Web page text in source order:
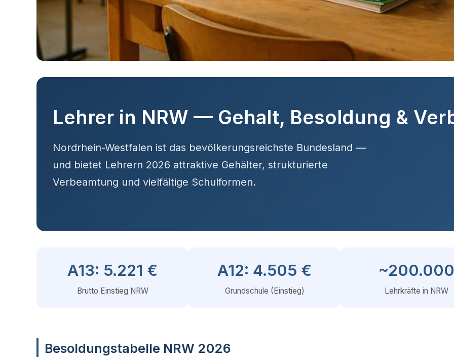
Lehrer in NRW — Gehalt, Besoldung &
Nordrhein-Westfalen ist das bevölkerungsreichste Bundesland —
und bietet Lehrern 2026 attraktive Gehälter, strukturierte
Verbeamtung und vielfältige Schulformen.
A13: 5.221 €
Brutto Einstieg NRW
A12: 4.505 €
Grundschule (Einstieg)
~200.000
Lehrkräfte in NRW
Besoldungstabelle NRW 2026